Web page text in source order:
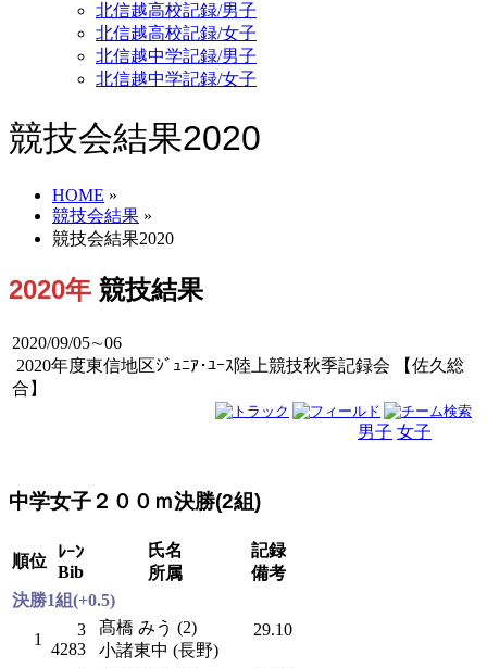
北信越高校記録/男子
北信越高校記録/女子
北信越中学記録/男子
北信越中学記録/女子
競技会結果2020
HOME »
競技会結果 »
競技会結果2020
2020年 競技結果
2020/09/05∼06
2020年度東信地区ｼﾞｭﾆｱ･ﾕｰｽ陸上競技秋季記録会 【佐久総
合】
男子 女子
中学女子２００ｍ決勝(2組)
順位
ﾚｰﾝ
Bib
氏名
所属
記録
備考
決勝1組(+0.5)
1
3
4283
髙橋 みう (2)
小諸東中 (長野)
29.10